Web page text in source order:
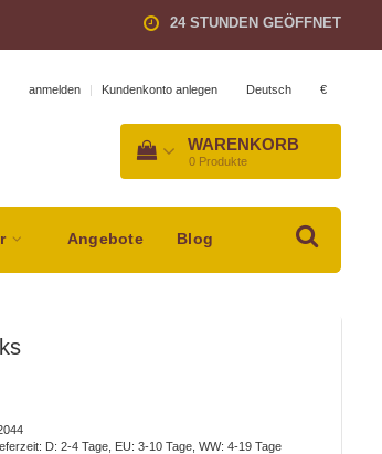
24 STUNDEN GEÖFFNET
anmelden | Kundenkonto anlegen Deutsch €
WARENKORB
0 Produkte
Angebote Blog
D: 2-4 Tage, EU: 3-10 Tage, WW: 4-19 Tage